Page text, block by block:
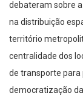
debateram sobre
na distribuição
território
centralidade dos
de transporte para
democratização